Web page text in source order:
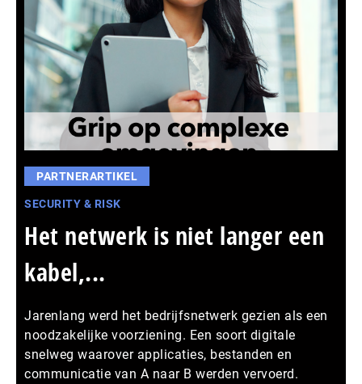
PARTNERARTIKEL
SECURITY & RISK
Het netwerk is niet langer een
kabel,...
Jarenlang werd het bedrijfsnetwerk gezien als een
noodzakelijke voorziening. Een soort digitale
snelweg waarover applicaties, bestanden en
communicatie van A naar B werden vervoerd.